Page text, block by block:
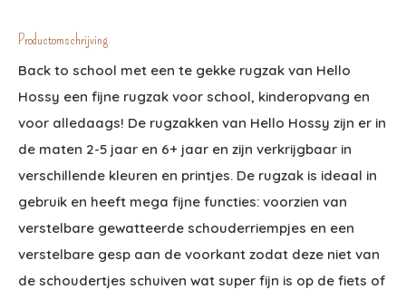
Productomschrijving
Back to school met een te gekke rugzak van Hello
Hossy een fijne rugzak voor school, kinderopvang en
voor alledaags! De rugzakken van Hello Hossy zijn er in
de maten 2-5 jaar en 6+ jaar en zijn verkrijgbaar in
verschillende kleuren en printjes. De rugzak is ideaal in
gebruik en heeft mega fijne functies: voorzien van
verstelbare gewatteerde schouderriempjes en een
verstelbare gesp aan de voorkant zodat deze niet van
de schoudertjes schuiven wat super fijn is op de fiets of